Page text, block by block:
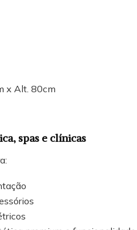
x Alt. 80cm
spas e clínicas